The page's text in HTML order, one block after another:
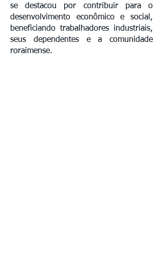
se destacou por contribuir para o
desenvolvimento econômico e social,
beneficiando trabalhadores industriais,
seus dependentes e a comunidade
roraimense.